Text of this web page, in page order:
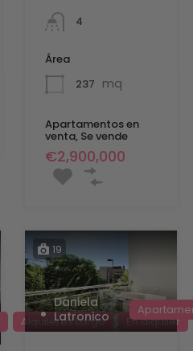
4
Área
237 mq
Apartamentos en
venta, Se vende
€2,900,000
Alquileres Largo En alquiler
19
Daniela
Latronico